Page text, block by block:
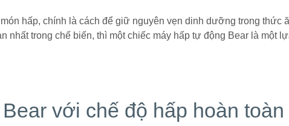
hấp, chính là cách để giữ nguyên vẹn dinh dưỡng trong thức
nhất trong chế biến, thì một chiếc máy hấp tự động Bear là một
với chế độ hấp hoàn toàn